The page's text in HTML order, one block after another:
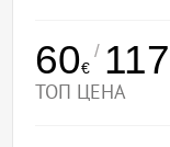
60€
/ 117
ТОП ЦЕНА